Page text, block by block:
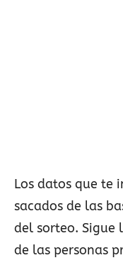
Los datos que te
sacados de las
del sorteo. Sigue
de las personas